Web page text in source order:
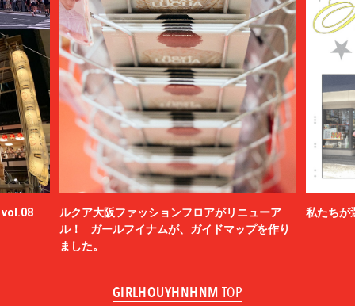
vol.08
ルクア大阪ファッションフロアがリニューア
ル！ ガールフイナムが、ガイドマップを作り
ました。
私たちが
GIRLHOUYHNHNM TOP